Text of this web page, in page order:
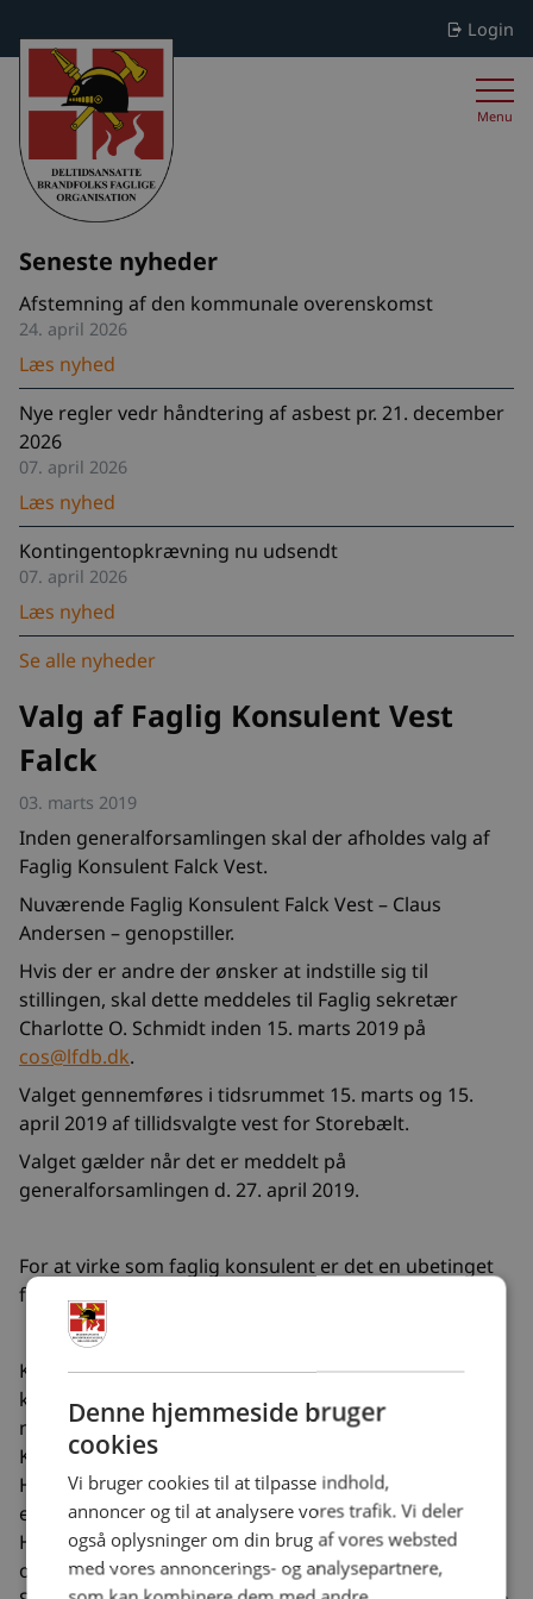
Login
Menu
Seneste nyheder
Afstemning af den kommunale overenskomst
24. april 2026
Læs nyhed
Nye regler vedr håndtering af asbest pr. 21. december
2026
07. april 2026
Læs nyhed
Kontingentopkrævning nu udsendt
07. april 2026
Læs nyhed
Se alle nyheder
Valg af Faglig Konsulent Vest
Falck
03. marts 2019
Inden generalforsamlingen skal der afholdes valg af
Faglig Konsulent Falck Vest.
Nuværende Faglig Konsulent Falck Vest – Claus
Andersen – genopstiller.
Hvis der er andre der ønsker at indstille sig til
stillingen, skal dette meddeles til Faglig sekretær
Charlotte O. Schmidt inden 15. marts 2019 på
cos@lfdb.dk.
Valget gennemføres i tidsrummet 15. marts og 15.
april 2019 af tillidsvalgte vest for Storebælt.
Valget gælder når det er meddelt på
generalforsamlingen d. 27. april 2019.
For at virke som faglig konsulent er det en ubetinget
fordel at
Kunne skabe relationer med professionelt nærvær og
kommunikere på en konstruktiv og anerkendende
måde.
Kunne udtrykke sig mundtligt og skriftligt
Have kendskab til fagligt virke, gerne grundkurser fra
egen organisation
Have erfaring med forhandling og viden om aftale- og
overenskomststof
Denne hjemmeside bruger
cookies
Vi bruger cookies til at tilpasse indhold,
annoncer og til at analysere vores trafik. Vi deler
også oplysninger om din brug af vores websted
med vores annoncerings- og analysepartnere,